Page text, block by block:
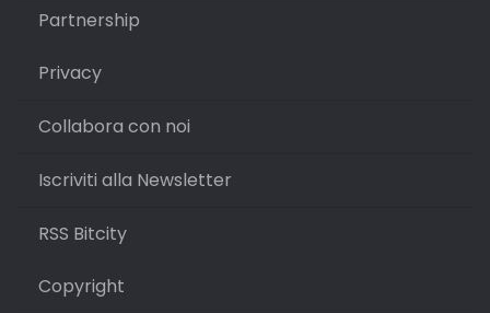
Partnership
Privacy
Collabora con noi
Iscriviti alla Newsletter
RSS Bitcity
Copyright